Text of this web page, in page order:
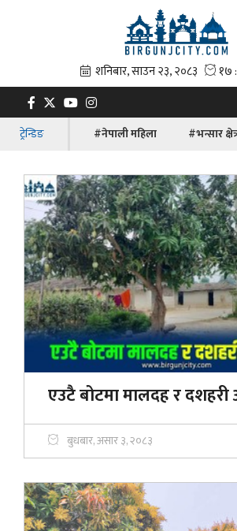
ट्रेन्डिङ #नेपाली महिला #भन्सार
एउटै बोटमा मालदह र
बुधबार, असार ३, २०८३